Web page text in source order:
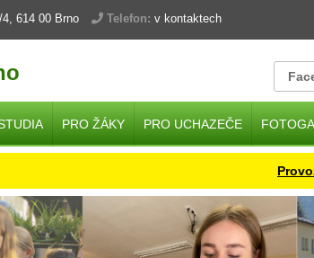
614 00 Brno Telefon: v kontaktech
PRO ŽÁKY PRO UCHAZEČE
Provoz